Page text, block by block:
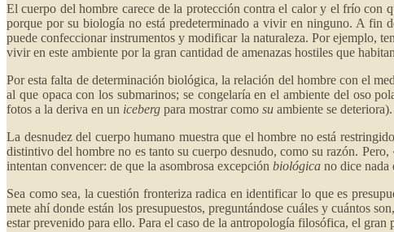
El cuerpo del hombre carece de la protección contra el calor y el frío con
porque por su biología no está predeterminado a vivir en ninguno. A fin
puede confeccionar instrumentos y modificar la naturaleza. Por ejemplo,
vivir en este ambiente por la gran cantidad de amenazas hostiles que
Por esta falta de determinación biológica, la relación del hombre con el
al que opaca con los submarinos; se congelaría en el ambiente del oso
fotos a la deriva en un iceberg para mostrar como su ambiente se deteriora).
La desnudez del cuerpo humano muestra que el hombre no está
distintivo del hombre no es tanto su cuerpo desnudo, como su razón. Pero,
intentan convencer: de que la asombrosa excepción biológica no dice nada
Sea como sea, la cuestión fronteriza radica en identificar lo que es
mete ahí donde están los presupuestos, preguntándose cuáles y cuántos
estar prevenido para ello. Para el caso de la antropología filosófica, el